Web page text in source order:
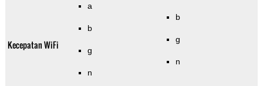
Kecepatan WiFi
a
b
g
n
b
g
n